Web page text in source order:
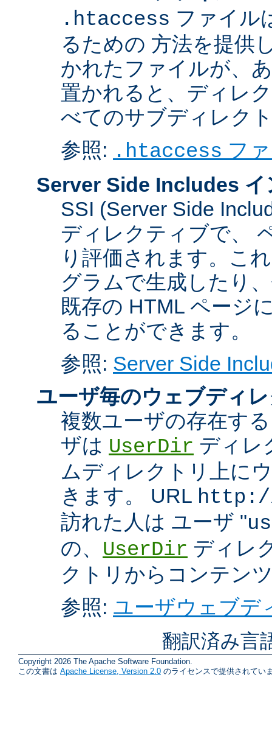
.htaccess ファイル
るための 方法を提供
かれたファイルが、
置かれると、ディレ
べてのサブディレク
参照: .htaccess フ
Server Side Includes イ
SSI (Server Side
ディレクティブで、
り評価されます。こ
グラムで生成したり
既存の HTML ページ
ることができます。
参照: Server Side
ユーザ毎のウェブディ
複数ユーザの存在す
ザは UserDir ディレ
ムディレクトリ上に
きます。 URL http://
訪れた人は ユーザ "
の、 UserDir ディレ
クトリからコンテン
参照: ユーザウェブデ
翻訳済み言
Copyright 2026 The Apache Software Foundation.
この文書は Apache License, Version 2.0 のライセンスで提供されてい